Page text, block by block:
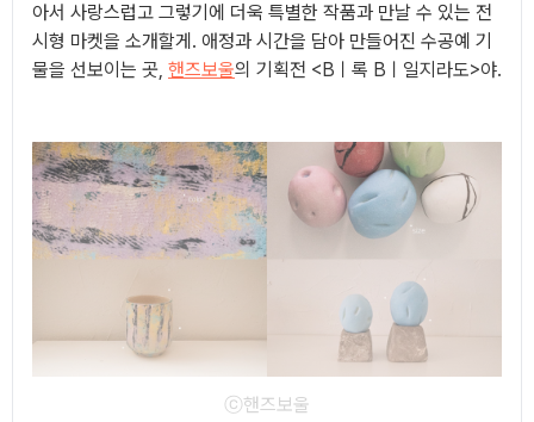
아서 사랑스럽고 그렇기에 더욱 특별한 작품과 만날 수 있는 전
시형 마켓을 소개할게. 애정과 시간을 담아 만들어진 수공예 기
물을 선보이는 곳, 핸즈보울의 기획전 <Bㅣ록 Bㅣ일지라도>야.
ⓒ핸즈보울